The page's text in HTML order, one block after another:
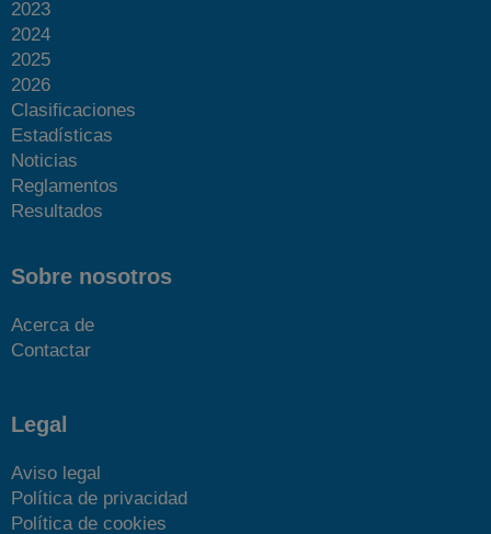
2023
2024
2025
2026
Clasificaciones
Estadísticas
Noticias
Reglamentos
Resultados
Sobre nosotros
Acerca de
Contactar
Legal
Aviso legal
Política de privacidad
Política de cookies